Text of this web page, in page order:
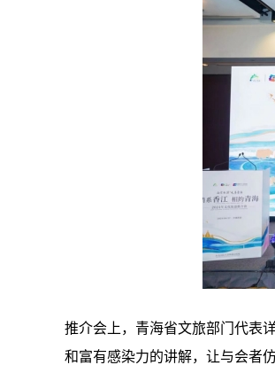
推介会上，青海省文旅部门代表
和富有感染力的讲解，让与会者